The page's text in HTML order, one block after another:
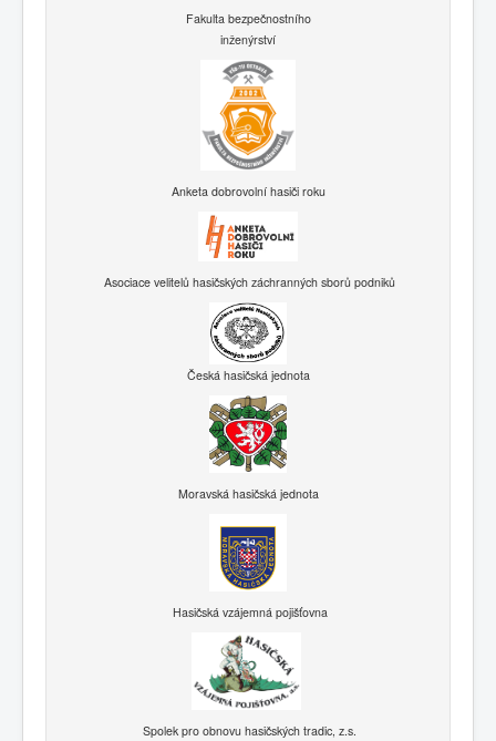
Fakulta bezpečnostního
inženýrství
Anketa dobrovolní hasiči roku
Asociace velitelů hasičských záchranných sborů podniků
Česká hasičská jednota
Moravská hasičská jednota
Hasičská vzájemná pojišťovna
Spolek pro obnovu hasičských tradic, z.s.